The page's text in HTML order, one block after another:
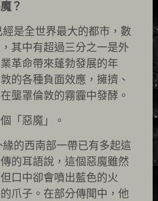
？
是全世界最大的都市，數
其中有超過三分之一是外
革命帶來蓬勃發展的年
的各種負面效應，擁擠、
壟罩倫敦的霧霾中發酵。
「惡魔」。
的西南部一帶已有多起這
的耳語說，這個惡魔雖然
口中卻會噴出藍色的火
爪子。在部分傳聞中，他